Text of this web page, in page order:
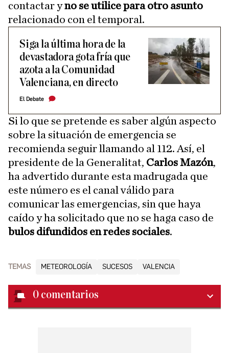
contactar yno se utilice para otro asunto
relacionado con el temporal.
Siga la última hora de la
devastadora gota fría que
azota a la Comunidad
Valenciana, en directo
El Debate
Si lo que se pretende es saber algún aspecto
sobre la situación de emergencia se
recomienda seguir llamando al 112. Así, el
presidente de la Generalitat, Carlos Mazón,
ha advertido durante esta madrugada que
este número es el canal válido para
comunicar las emergencias, sin que haya
caído y ha solicitado que no se haga caso de
bulos difundidos en redes sociales.
TEMAS METEOROLOGÍA SUCESOS VALENCIA
0 comentarios